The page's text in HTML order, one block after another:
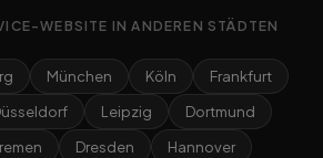
WEBSITE IN ANDEREN STÄDTEN
München Köln
Frankfurt
Leipzig
Dortmund
Dresden
Hannover